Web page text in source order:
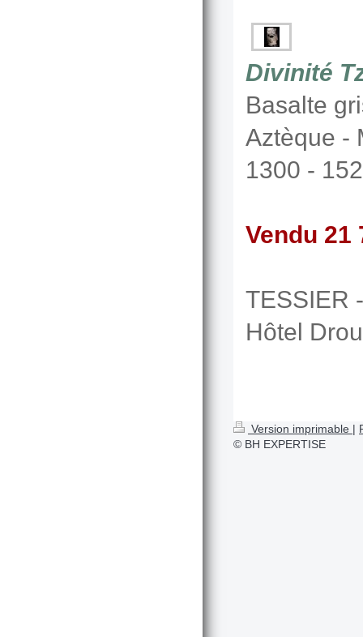
Divinité
Basalte
Aztèque -
1300 -
Vendu 21
TESSIER
Hôtel
Version imprimable |
© BH EXPERTISE